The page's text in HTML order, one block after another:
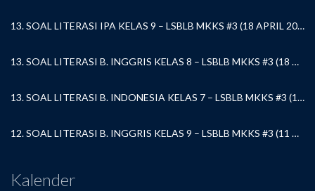
13. SOAL LITERASI IPA KELAS 9 – LSBLB MKKS #3 (18 APRIL 2026)
13. SOAL LITERASI B. INGGRIS KELAS 8 – LSBLB MKKS #3 (18 APRIL 2026)
13. SOAL LITERASI B. INDONESIA KELAS 7 – LSBLB MKKS #3 (18 APRIL 2026)
12. SOAL LITERASI B. INGGRIS KELAS 9 – LSBLB MKKS #3 (11 APRIL 2026)
Kalender